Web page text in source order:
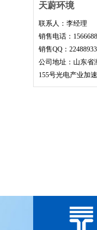
天蔚环境
联系人：李经理
销售电话：
销售QQ：
公司地址：山东省
155号光电产业加